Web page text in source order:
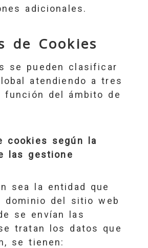
adicionales.
de Cookies
se pueden clasificar
atendiendo a tres
función del ámbito de
cookies según la
las gestione
sea la entidad que
dominio del sitio web
se envían las
tratan los datos que
se tienen: